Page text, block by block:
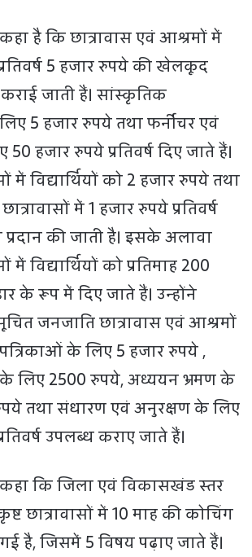
कहा है कि छात्रावास एवं आश्रमों में
प्रतिवर्ष 5 हजार रुपये की खेलकूद
जाती हैं। सांस्कृतिक
5 हजार रुपये तथा फर्नीचर एवं
हजार रुपये प्रतिवर्ष दिए जाते हैं।
में विद्यार्थियों को 2 हजार रुपये तथा
में 1 हजार रुपये प्रतिवर्ष
की जाती है। इसके अलावा
में विद्यार्थियों को प्रतिमाह 200
के रूप में दिए जाते हैं। उन्होंने
जनजाति छात्रावास एवं आश्रमों
के लिए 5 हजार रुपये ,
लिए 2500 रुपये, अध्ययन भ्रमण के
तथा संधारण एवं अनुरक्षण के लिए
उपलब्ध कराए जाते हैं।
कहा कि जिला एवं विकासखंड स्तर
छात्रावासों में 10 माह की कोचिंग
है, जिसमें 5 विषय पढ़ाए जाते हैं।